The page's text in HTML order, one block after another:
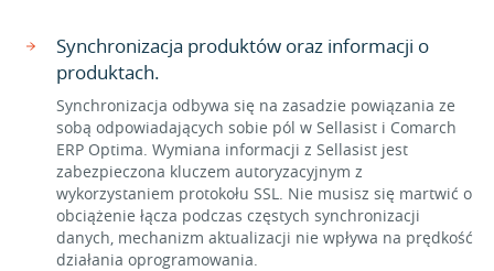
Synchronizacja produktów oraz informacji o
produktach.
Synchronizacja odbywa się na zasadzie powiązania ze
sobą odpowiadających sobie pól w Sellasist i Comarch
ERP Optima. Wymiana informacji z Sellasist jest
zabezpieczona kluczem autoryzacyjnym z
wykorzystaniem protokołu SSL. Nie musisz się martwić o
obciążenie łącza podczas częstych synchronizacji
danych, mechanizm aktualizacji nie wpływa na prędkość
działania oprogramowania.